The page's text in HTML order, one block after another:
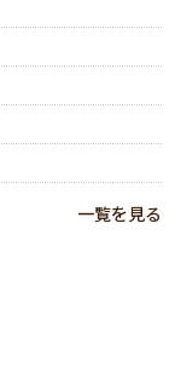
一覧を見る